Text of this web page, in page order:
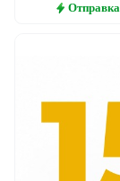
Отправка